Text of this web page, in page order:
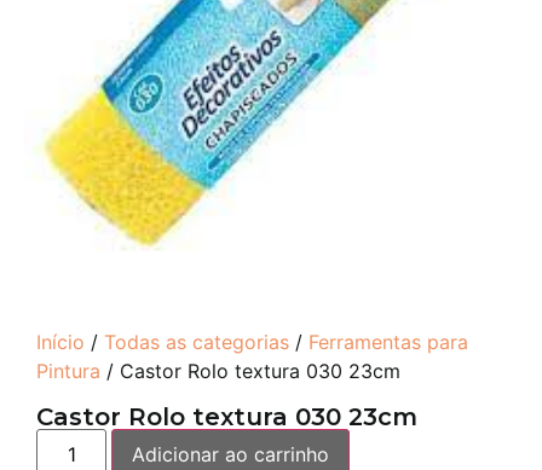
Início / Todas as categorias / Ferramentas para
Pintura / Castor Rolo textura 030 23cm
Castor Rolo textura 030 23cm
Adicionar ao carrinho